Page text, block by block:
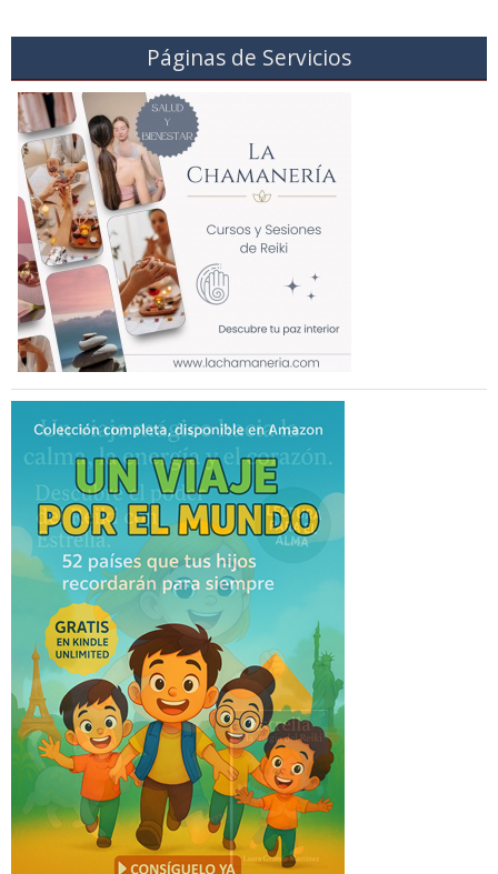
Páginas de Servicios